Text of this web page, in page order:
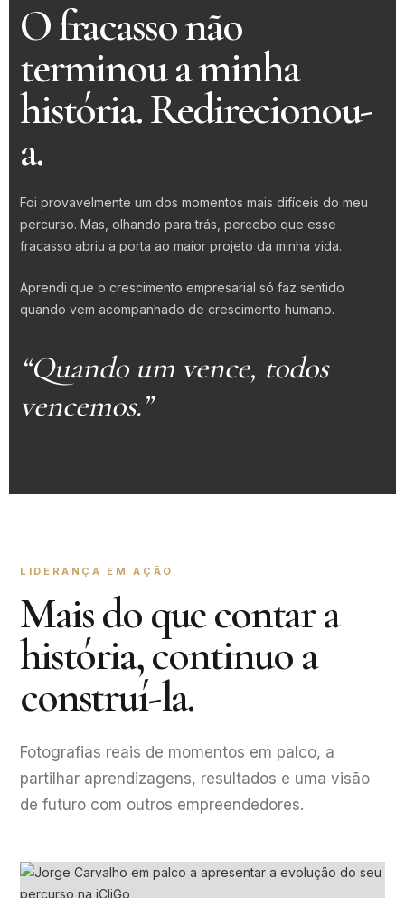
O fracasso não
terminou a minha
história. Redirecionou-
a.
Foi provavelmente um dos momentos mais difíceis do meu
percurso. Mas, olhando para trás, percebo que esse
fracasso abriu a porta ao maior projeto da minha vida.
Aprendi que o crescimento empresarial só faz sentido
quando vem acompanhado de crescimento humano.
“Quando um vence, todos
vencemos.”
LIDERANÇA EM AÇÃO
Mais do que contar a
história, continuo a
construí-la.
Fotografias reais de momentos em palco, a
partilhar aprendizagens, resultados e uma visão
de futuro com outros empreendedores.